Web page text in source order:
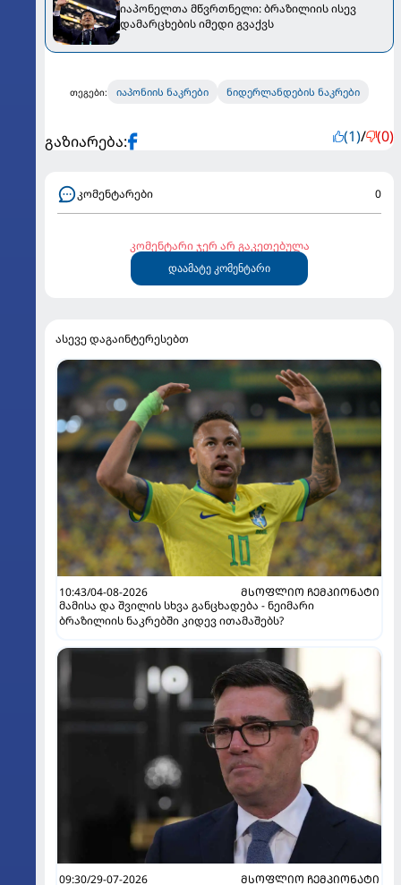
იაპონელთა მწვრთნელი: ბრაზილიის ისევ
დამარცხების იმედი გვაქვს
თეგები: იაპონიის ნაკრები ნიდერლანდების ნაკრები
გაზიარება: (1)/ (0)
კომენტარები 0
კომენტარი ჯერ არ გაკეთებულა
დაამატე კომენტარი
ასევე დაგაინტერესებთ
10:43/04-08-2026
ᲛᲡᲝᲤᲚᲘᲝ ᲩᲔᲛᲞᲘᲝᲜᲐᲢᲘ
მამისა და შვილის სხვა განცხადება - ნეიმარი
ბრაზილიის ნაკრებში კიდევ ითამაშებს?
09:30/29-07-2026
ᲛᲡᲝᲤᲚᲘᲝ ᲩᲔᲛᲞᲘᲝᲜᲐᲢᲘ